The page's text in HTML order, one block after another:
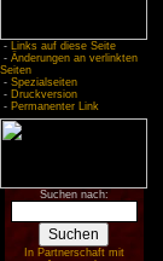
- Links auf diese Seite
- Änderungen an verlinkten
Seiten
- Spezialseiten
- Druckversion
- Permanenter Link
Suchen nach:
In Partnerschaft mit